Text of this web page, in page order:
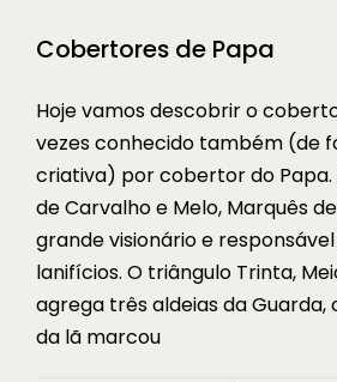
Cobertores de Papa
Hoje vamos descobrir o
vezes conhecido também (de
criativa) por cobertor do Papa.
de Carvalho e Melo, Marquês
grande visionário e
lanifícios. O triângulo Trinta,
agrega três aldeias da Guarda,
da lã marcou